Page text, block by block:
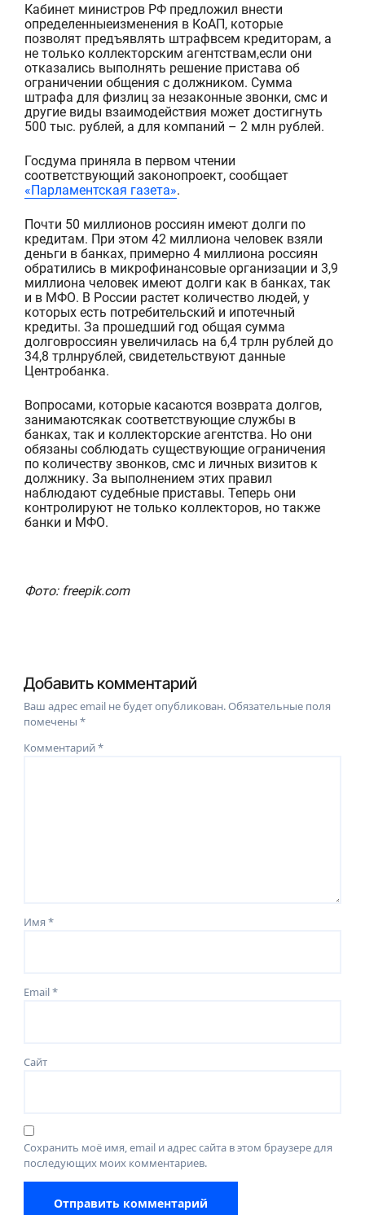
Кабинет министров РФ предложил внести
определенныеизменения в КоАП, которые
позволят предъявлять штрафвсем кредиторам, а
не только коллекторским агентствам,если они
отказались выполнять решение пристава об
ограничении общения с должником. Сумма
штрафа для физлиц за незаконныезвонки, смси
другие виды взаимодействия может достигнуть
500 тыс. рублей, а для компаний – 2 млн рублей.
Госдума приняла в первом чтении
соответствующий законопроект, сообщает
«Парламентская газета».
Почти 50 миллионов россиян имеют долги по
кредитам. При этом 42 миллиона человек взяли
деньги в банках, примерно 4 миллиона россиян
обратились в микрофинансовыеорганизации и 3,9
миллиона человек имеют долги какв банках, так
и вМФО. В России растет количество людей, у
которых есть потребительский и ипотечный
кредиты. За прошедший годобщая сумма
долговроссиян увеличилась на 6,4 трлн рублей до
34,8 трлнрублей, свидетельствуют данные
Центробанка.
Вопросами, которые касаются возврата долгов,
занимаютсякак соответствующие службы в
банках, так и коллекторские агентства. Но они
обязаны соблюдать существующие ограничения
поколичествузвонков, смси личныхвизитов к
должнику. За выполнением этихправил
наблюдают судебныеприставы. Теперь они
контролируют не только коллекторов, но также
банки и МФО.
Фото: freepik.com
Добавить комментарий
Ваш адрес email не будет опубликован.Обязательные поля
помечены*
Комментарий*
Имя*
Email*
Сайт
Сохранить моё имя, email и адрес сайта в этом браузере для
последующих моих комментариев.